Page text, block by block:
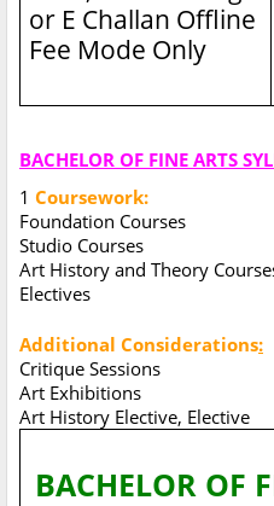
or E Challan Offline
Fee Mode Only
BACHELOR OF FINE ARTS
1 Coursework:
Foundation Courses
Studio Courses
Art History and Theory
Electives
Additional Considerations:
Critique Sessions
Art Exhibitions
Art History Elective, Elective
BACHELOR OF